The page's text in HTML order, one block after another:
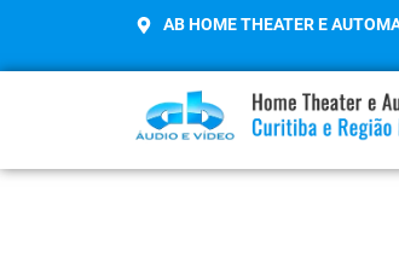
AB HOME THEATER E